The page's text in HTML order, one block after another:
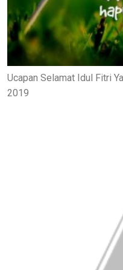
Ucapan Selamat Idul Fitri
2019